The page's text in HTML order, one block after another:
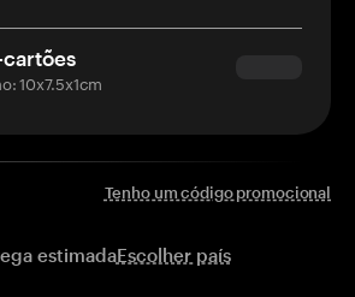
cartões
10x7.5x1cm
Tenho um código promocional
estimadaEscolher país